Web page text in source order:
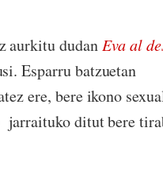
aurkitu dudan Eva al
Esparru batzuetan
ere, bere ikono
jarraituko ditut bere